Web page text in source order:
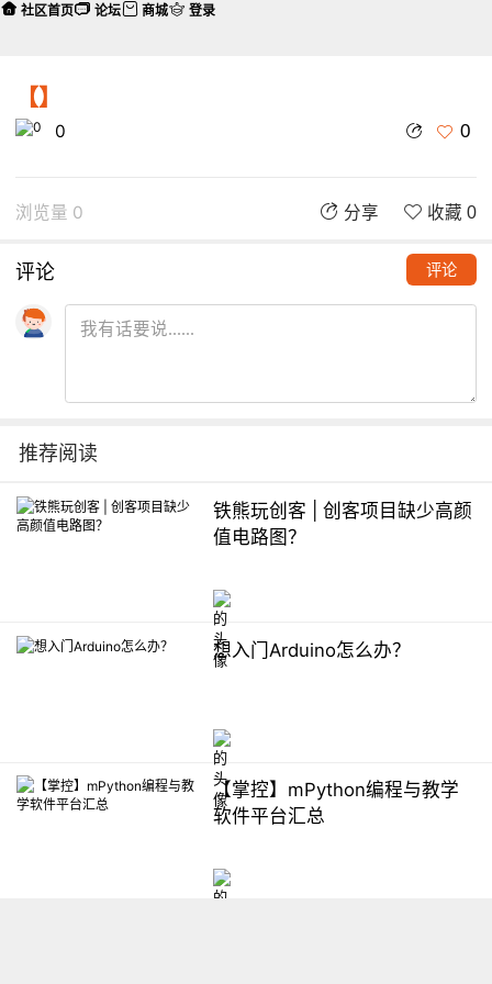
【】
0 0
浏览量 0 分享 收藏 0
评论 评论
推荐阅读
铁熊玩创客 | 创客项目缺少高颜
值电路图？
想入门Arduino怎么办？
【掌控】mPython编程与教学
软件平台汇总
社区首页 论坛 商城 登录